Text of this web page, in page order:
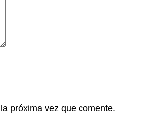
próxima vez que comente.